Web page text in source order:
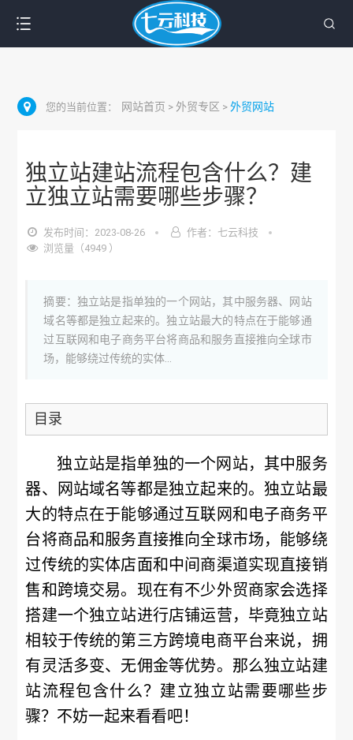
您的当前位置： 网站首页 > 外贸专区 >外贸网站
独立站建站流程包含什么？建
立独立站需要哪些步骤？
发布时间：2023-08-26
作者：七云科技
浏览量（4949 ）
摘要：独立站是指单独的一个网站，其中服务器、网站
域名等都是独立起来的。独立站最大的特点在于能够通
过互联网和电子商务平台将商品和服务直接推向全球市
场，能够绕过传统的实体...
目录
独立站是指单独的一个网站，其中服务
器、网站域名等都是独立起来的。独立站最
大的特点在于能够通过互联网和电子商务平
台将商品和服务直接推向全球市场，能够绕
过传统的实体店面和中间商渠道实现直接销
售和跨境交易。现在有不少外贸商家会选择
搭建一个独立站进行店铺运营，毕竟独立站
相较于传统的第三方跨境电商平台来说，拥
有灵活多变、无佣金等优势。那么独立站建
站流程包含什么？建立独立站需要哪些步
骤？不妨一起来看看吧！